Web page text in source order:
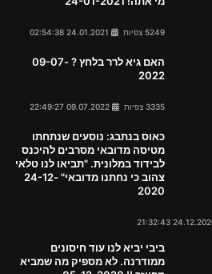
5249 צפיות
האם גיא לרר בלחץ ? 09-07-
2022
3335 צפיות
כאוס בנתבג: נוסעים שנתחתו
מטיסה מדובאי מסרבים להיכנס
לבידוד במלונית. "תביאו לנו טלאי
צהוב כי נחתנו מדובאי" 24-12-
2020
ביבי יביא לנו עוד חיסונים
ממודרנה. לא מספיק מה שמביא